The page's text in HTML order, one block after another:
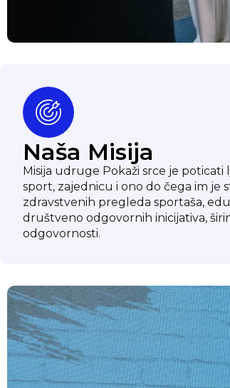
Naša Misija
Misija udruge Pokaži srce je poticati
sport, zajednicu i ono do čega im je
zdravstvenih pregleda sportaša,
društveno odgovornih inicijativa,
odgovornosti.